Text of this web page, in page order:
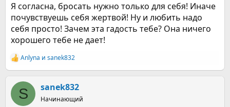
Я согласна, бросать нужно только для себя! Иначе
почувствуешь себя жертвой! Ну и любить надо
себя просто! Зачем эта гадость тебе? Она ничего
хорошего тебе не дает!
Р
е
к
ц
и
Anlyna и sanek832
S sanek832
Начинающий